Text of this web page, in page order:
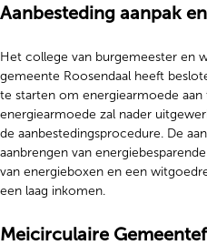
Aanbesteding aanpak
Het college van burgemeester en
gemeente Roosendaal heeft
te starten om energiearmoede aan
energiearmoede zal nader
de aanbestedingsprocedure. De
aanbrengen van
van energieboxen en een
een laag inkomen.
Meicirculaire